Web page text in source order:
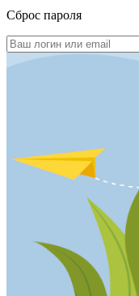
Сброс пароля